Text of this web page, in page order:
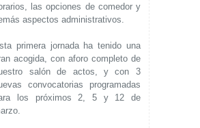
las opciones de comedor y
aspectos administrativos.
primera jornada ha tenido una
acogida, con aforo completo de
salón de actos, y con 3
convocatorias programadas
los próximos 2, 5 y 12 de